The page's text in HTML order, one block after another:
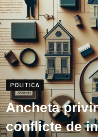
POLITICA
Ancheta
conflicte de